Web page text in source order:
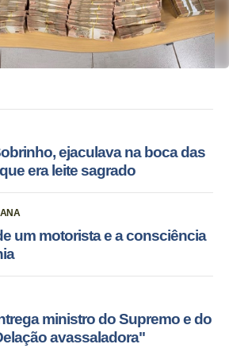
ejaculava na boca das
era leite sagrado
um motorista e a consciência
ministro do Supremo e do
avassaladora"